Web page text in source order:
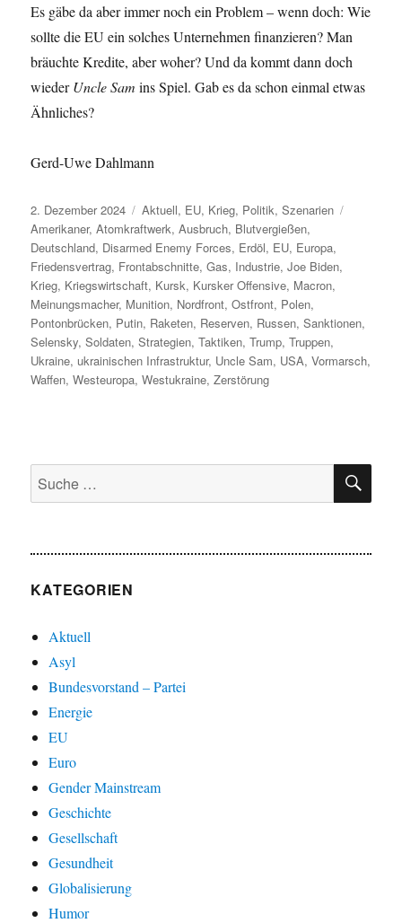
Es gäbe da aber immer noch ein Problem – wenn doch: Wie
sollte die EU ein solches Unternehmen finanzieren? Man
bräuchte Kredite, aber woher? Und da kommt dann doch
wiederUncle Sam ins Spiel. Gab es da schon einmal etwas
Ähnliches?
Gerd-Uwe Dahlmann
Veröffentlicht
am
2. Dezember 2024 Kategorien
Aktuell, EU, Krieg, Politik,Szenarien
Amerikaner,Atomkraftwerk,Ausbruch, Blutvergießen,
Deutschland, Disarmed Enemy Forces, Erdöl, EU, Europa,
Friedensvertrag, Frontabschnitte,Gas, Industrie,Joe Biden,
Krieg, Kriegswirtschaft, Kursk, Kursker Offensive, Macron,
Meinungsmacher, Munition, Nordfront,Ostfront, Polen,
Pontonbrücken, Putin, Raketen, Reserven, Russen,Sanktionen,
Selensky,Soldaten,Strategien,Taktiken,Trump,Truppen,
Ukraine, ukrainischen Infrastruktur, Uncle Sam, USA,Vormarsch,
Waffen,Westeuropa,Westukraine,Zerstörung
Suche
nach:
KATEGORIEN
Aktuell
Asyl
Bundesvorstand – Partei
Energie
EU
Euro
Gender Mainstream
Geschichte
Gesellschaft
Gesundheit
Globalisierung
Humor